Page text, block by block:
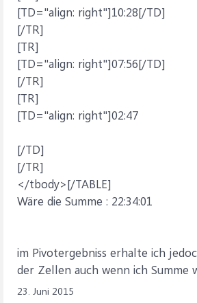
[TD="align: right"]10:28[/TD]
[/TR]
[TR]
[TD="align: right"]07:56[/TD]
[/TR]
[TR]
[TD="align: right"]02:47
[/TD]
[/TR]
</tbody>[/TABLE]
Wäre die Summe : 22:34:01
im Pivotergebniss erhalte ich
der Zellen auch wenn ich Summe
23. Juni 2015